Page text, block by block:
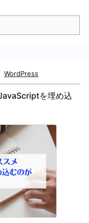
WordPress
を埋め込